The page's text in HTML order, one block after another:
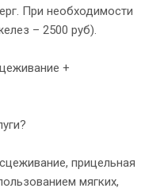
При необходимости
– 2500 руб).
+
прицельная
мягких,